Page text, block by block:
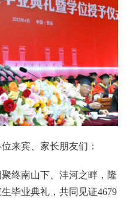
来宾、家长朋友们：
终南山下、沣河之畔，隆
毕业典礼，共同见证4679